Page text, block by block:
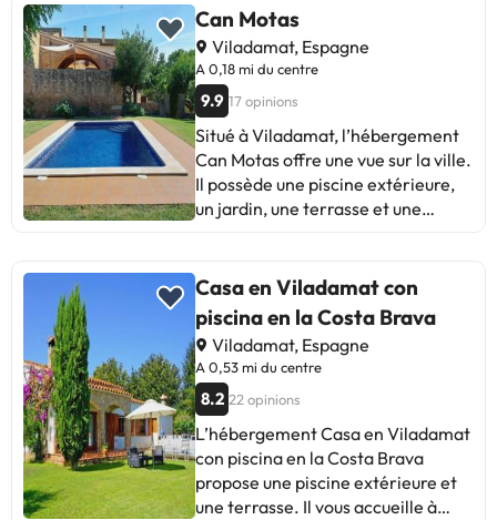
chambres et des meubles désuets.
Idéal pour les voyageurs à la
recherche de confort sans luxe.
Idéal pour une escapade à petit
budget !
Can Motas
Viladamat, Espagne
A 0,18 mi du centre
9.9 17 opinions
Situé à Viladamat, l’hébergement
Can Motas offre une vue sur la ville.
Il possède une piscine extérieure,
un jardin, une terrasse et une
piscine privée, un barbecue et un
parking privé gratuit. Cette maison
de vacances avec climatisation se
compose de 3 chambres, d'un
salon, d'une cuisine entièrement
équipée avec un réfrigérateur et
une machine à café, ainsi que de 2
salles de bains avec une douche et
un sèche-cheveux. Des serviettes
et du linge de lit sont mis à votre
Casa en Viladamat con
piscina en la Costa Brava
Viladamat, Espagne
A 0,53 mi du centre
8.2 22 opinions
L’hébergement Casa en Viladamat
con piscina en la Costa Brava
propose une piscine extérieure et
une terrasse. Il vous accueille à